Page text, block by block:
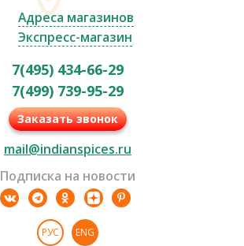
Адреса магазинов
Экспресс-магазин
7(495) 434-66-29
7(499) 739-95-29
Заказать звонок
mail@indianspices.ru
Подписка на новости
РУС ENG